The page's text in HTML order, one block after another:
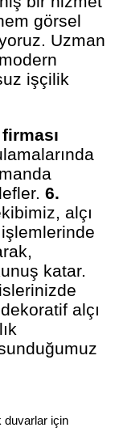
görsel
Uzman
işçilik
6.
alçı
katar.
alçı
duvarlar için